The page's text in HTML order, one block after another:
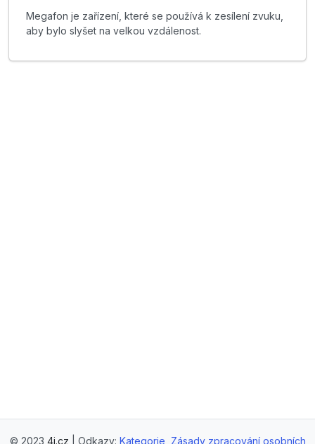
Megafon je zařízení, které se používá k zesílení zvuku,
aby bylo slyšet na velkou vzdálenost.
© 2023 4j.cz | Odkazy: Kategorie Zásady zpracování osobních